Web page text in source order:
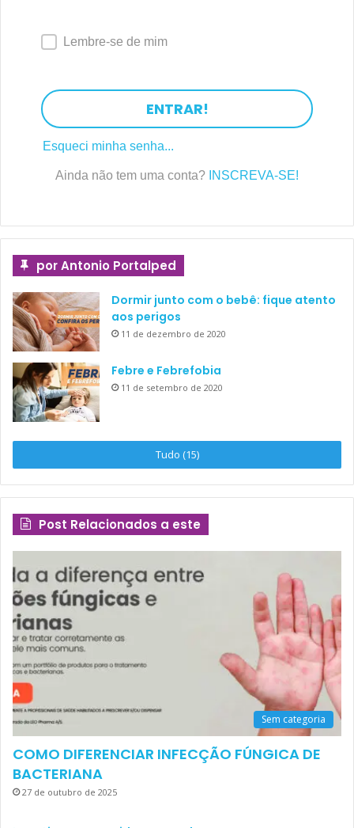
Lembre-se de mim
ENTRAR!
Esqueci minha senha...
Ainda não tem uma conta? INSCREVA-SE!
por Antonio Portalped
Dormir junto com o bebê: fique atento
aos perigos
11 de dezembro de 2020
Febre e Febrefobia
11 de setembro de 2020
Tudo (15)
Post Relacionados a este
Sem categoria
COMO DIFERENCIAR INFECÇÃO FÚNGICA DE
BACTERIANA
27 de outubro de 2025